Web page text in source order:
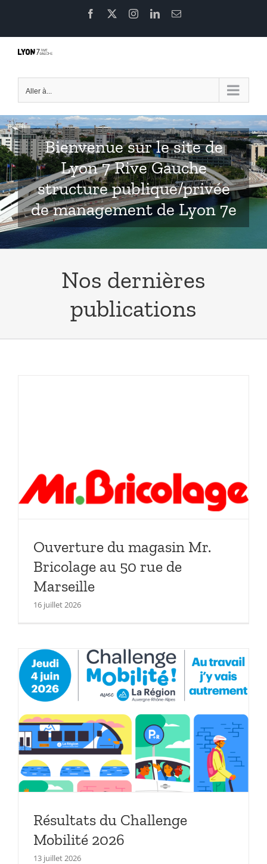
contenu
Facebook InstagramLinkedInEmail
Aller à...
Bienvenue sur le site de
Lyon 7 Rive Gauche
structure publique/privée
de management de Lyon 7e
Nos dernières
publications
Ouverture du magasin Mr.
Bricolage au 50 rue de
Marseille
16 juillet 2026
Résultats du Challenge
Mobilité 2026
13 juillet 2026